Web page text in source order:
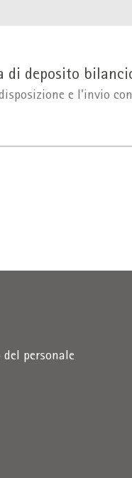
di deposito
e l'invio
personale